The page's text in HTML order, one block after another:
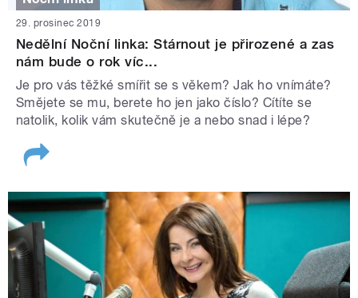
29. prosinec 2019
Nedělní Noční linka: Stárnout je přirozené a zas
nám bude o rok víc...
Je pro vás těžké smířit se s věkem? Jak ho vnímáte?
Smějete se mu, berete ho jen jako číslo? Cítíte se
natolik, kolik vám skutečně je a nebo snad i lépe?